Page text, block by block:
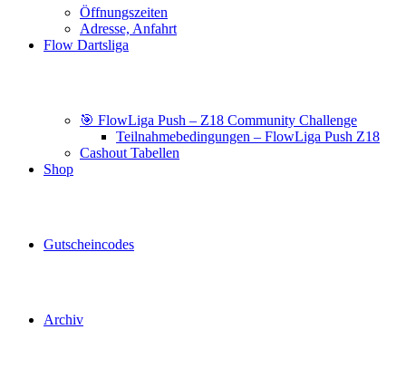
Öffnungszeiten
Adresse, Anfahrt
Flow Dartsliga
🎯 FlowLiga Push – Z18 Community Challenge
Teilnahmebedingungen – FlowLiga Push Z18
Cashout Tabellen
Shop
Gutscheincodes
Archiv